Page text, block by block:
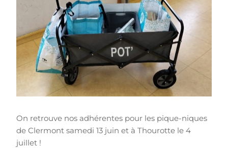
On retrouve nos adhérentes pour les pique-niques
de Clermont samedi 13 juin et à Thourotte le 4
juillet !